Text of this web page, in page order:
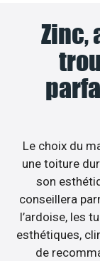
Zinc,
Le choix du
une toiture
son
conseillera
l’ardoise, les
esthétiques,
de